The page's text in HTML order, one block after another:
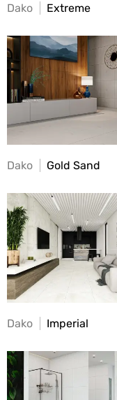
Dako Extreme
Dako Gold Sand
Dako Imperial